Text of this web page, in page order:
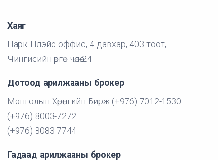
Хаяг
Парк Плэйс оффис, 4 давхар, 403 тоот,
Чингисийн өргөн чөлөө-24
Дотоод арилжааны брокер
Монголын Хөрөнгийн Бирж (+976) 7012-1530
(+976) 8003-7272
(+976) 8083-7744
Гадаад арилжааны брокер